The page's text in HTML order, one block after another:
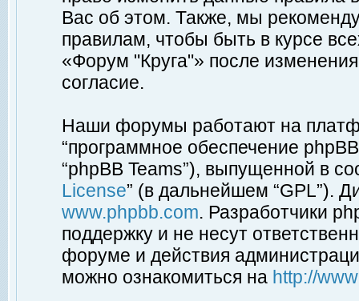
Вас об этом. Также, мы
правилам, чтобы быть в курсе
«Форум "Круга"» после
согласие.
Наши форумы работают на
“программное обеспечение
“phpBB Teams”), выпущенной в
License” (в дальнейшем “GPL”).
www.phpbb.com. Разработчики
поддержку и не несут
форуме и действия
можно ознакомиться на http://